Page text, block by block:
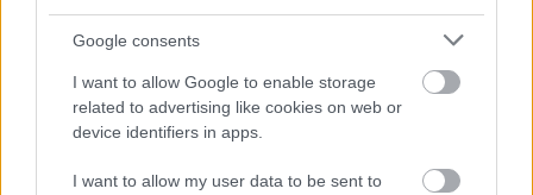
Google consents
I want to allow Google to enable storage
related to advertising like cookies on web or
device identifiers in apps.
I want to allow my user data to be sent to
Megtartotta évadzáró társulati ülését a Tomcsa
Sándor Színház. A világjárvány próbára tette az